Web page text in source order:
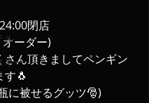
ル
キー
閉店
ーダー)
さん頂きましてペンギン
す🐧
に被せるグッツ🎅)